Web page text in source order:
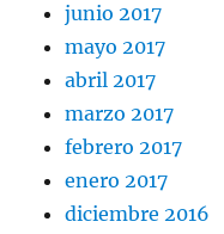
junio 2017
mayo 2017
abril 2017
marzo 2017
febrero 2017
enero 2017
diciembre 2016